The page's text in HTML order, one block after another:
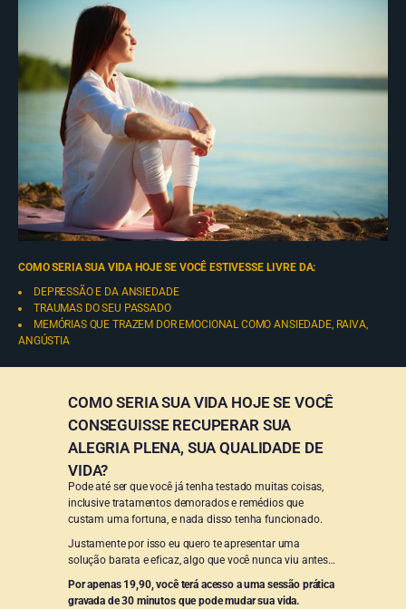
COMO SERIA SUA VIDA HOJE SE VOCÊ ESTIVESSE LIVRE DA:​
DEPRESSÃO E DA ANSIEDADE
TRAUMAS DO SEU PASSADO
MEMÓRIAS QUE TRAZEM DOR EMOCIONALCOMO ANSIEDADE, RAIVA,
ANGÚSTIA
COMO SERIA SUA VIDA HOJE SE VOCÊ
CONSEGUISSE RECUPERAR SUA
ALEGRIA PLENA, SUA QUALIDADE DE
VIDA?
Pode até ser que você já tenha testado muitas coisas,
inclusive tratamentos demorados e remédios que
custam uma fortuna, e nada disso tenha funcionado.
Justamente por isso eu quero te apresentar uma
solução barata e eficaz, algo que você nunca viu antes…
Por apenas 19,90, você terá acesso a uma sessão prática
gravada de 30 minutos que pode mudar sua vida.